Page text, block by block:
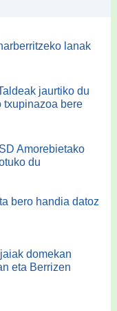
lanak
jaurtiko du
txupinazoa bere
Amorebietako
du
bero handia datoz
domekan
eta Berrizen